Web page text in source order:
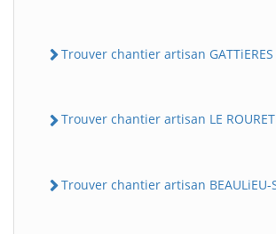
Trouver chantier artisan GATTiERES
Trouver chantier artisan LE ROURET
Trouver chantier artisan BEAULiEU-